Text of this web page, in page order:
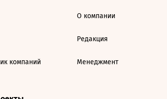
компаний
О компании
Редакция
Менеджмент